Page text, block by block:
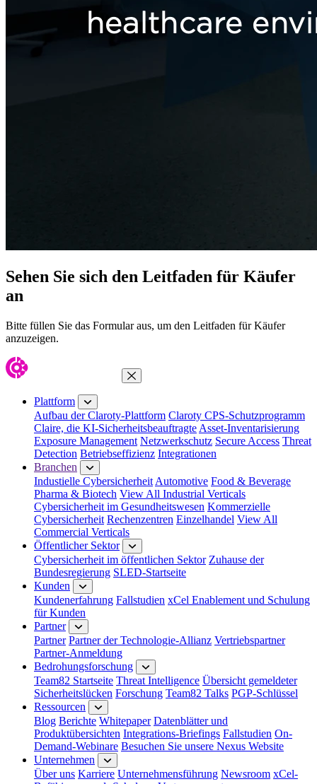
Sehen Sie sich den Leitfaden für Käufer
an
Bitte füllen Sie das Formular aus, um den Leitfaden für Käufer
anzuzeigen.
Menü schließen
Plattform
Aufbau der Claroty-Plattform Claroty CPS-Schutzprogramm
Claire, die KI-Sicherheitsbeauftragte Asset-Inventarisierung
Exposure Management Netzwerkschutz Secure Access Threat
Detection Betriebseffizienz Integrationen
Branchen
Industielle Cybersicherheit Automotive Food & Beverage
Pharma & Biotech View All Industrial Verticals
Cybersicherheit im Gesundheitswesen Kommerzielle
Cybersicherheit Rechenzentren Einzelhandel View All
Commercial Verticals
Öffentlicher Sektor
Cybersicherheit im öffentlichen Sektor Zuhause der
Bundesregierung SLED-Startseite
Kunden
Kundenerfahrung Fallstudien xCel Enablement und Schulung
für Kunden
Partner
Partner Partner der Technologie-Allianz Vertriebspartner
Partner-Anmeldung
Bedrohungsforschung
Team82 Startseite Threat Intelligence Übersicht gemeldeter
Sicherheitslücken Forschung Team82 Talks PGP-Schlüssel
Ressourcen
Blog Berichte Whitepaper Datenblätter und
Produktübersichten Integrations-Briefings Fallstudien On-
Demand-Webinare Besuchen Sie unsere Nexus Website
Unternehmen
Über uns Karriere Unternehmensführung Newsroom xCel-